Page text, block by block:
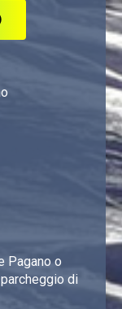
Pagano o
di